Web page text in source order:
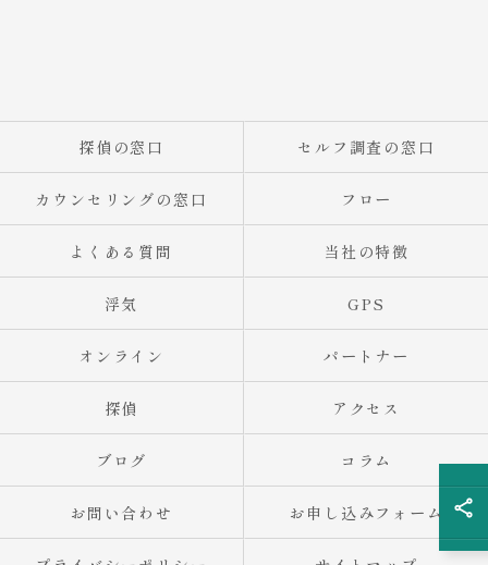
探偵の窓口 セルフ調査の窓口
カウンセリングの窓口 フロー
よくある質問 当社の特徴
浮気 GPS
オンライン パートナー
探偵 アクセス
ブログ コラム
お問い合わせ お申し込みフォーム